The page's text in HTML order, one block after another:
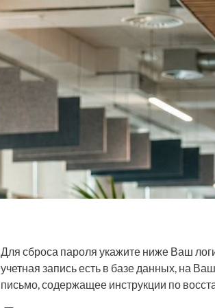
Для сброса пароля укажите ниже Ваш
учетная запись есть в базе данных, на
письмо, содержащее инструкции по